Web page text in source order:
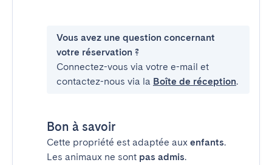
Vous avez une question concernant
votre réservation ?
Connectez-vous via votre e-mail et
contactez-nous via la Boîte de réception.
Bon à savoir
Cette propriété est adaptée aux enfants.
Les animaux ne sont pas admis.